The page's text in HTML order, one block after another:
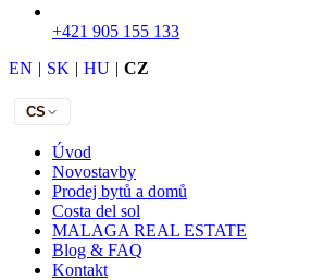
+421 905 155 133
EN | SK | HU | CZ
CS
Úvod
Novostavby
Prodej bytů a domů
Costa del sol
MALAGA REAL ESTATE
Blog & FAQ
Kontakt